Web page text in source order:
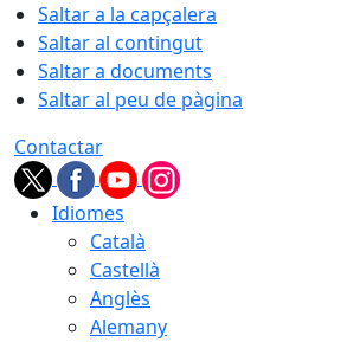
Saltar a la capçalera
Saltar al contingut
Saltar a documents
Saltar al peu de pàgina
Contactar
Idiomes
Català
Castellà
Anglès
Alemany